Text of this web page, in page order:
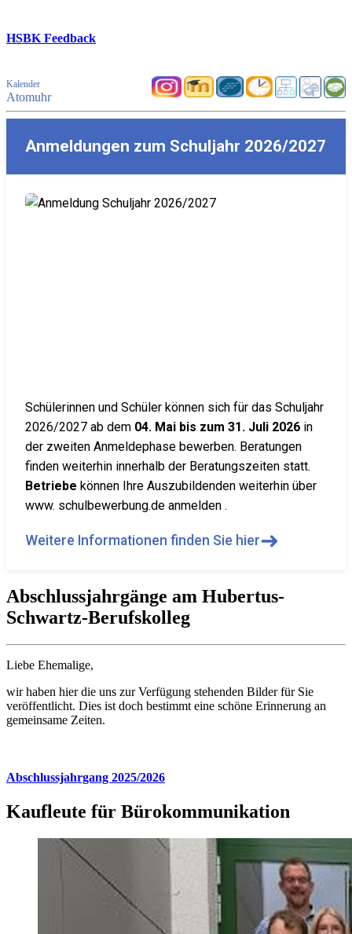
HSBK Feedback
Kalender
Atomuhr
Anmeldungen zum Schuljahr 2026/2027
Schülerinnen und Schüler können sich für das Schuljahr
2026/2027 ab dem 04. Mai bis zum 31. Juli 2026 in
der zweiten Anmeldephase bewerben. Beratungen
finden weiterhin innerhalb der Beratungszeiten statt.
Betriebe können Ihre Auszubildenden weiterhin über
www. schulbewerbung.de anmelden .
Weitere Informationen finden Sie hier➜
Abschlussjahrgänge am Hubertus-
Schwartz-Berufskolleg
Liebe Ehemalige,
wir haben hier die uns zur Verfügung stehenden Bilder für Sie
veröffentlicht. Dies ist doch bestimmt eine schöne Erinnerung an
gemeinsame Zeiten.
Abschlussjahrgang 2025/2026
Kaufleute für Bürokommunikation